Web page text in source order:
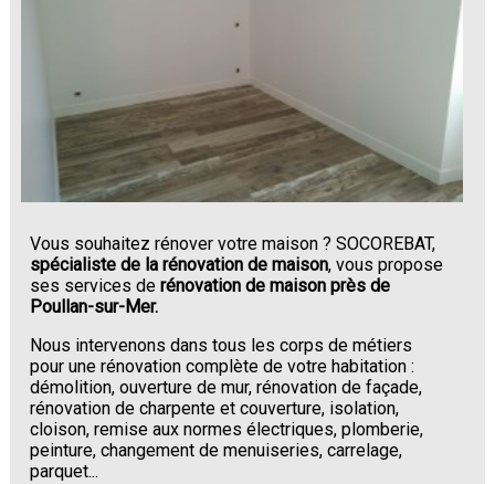
Vous souhaitez rénover votre maison ? SOCOREBAT,
spécialiste de la rénovation de maison, vous propose
ses services derénovation de maison près de
Poullan-sur-Mer.
Nous intervenons dans tous les corps de métiers
pour une rénovation complète de votre habitation :
démolition, ouverture de mur, rénovation de façade,
rénovation de charpente et couverture, isolation,
cloison, remise aux normes électriques, plomberie,
peinture, changement de menuiseries, carrelage,
parquet...